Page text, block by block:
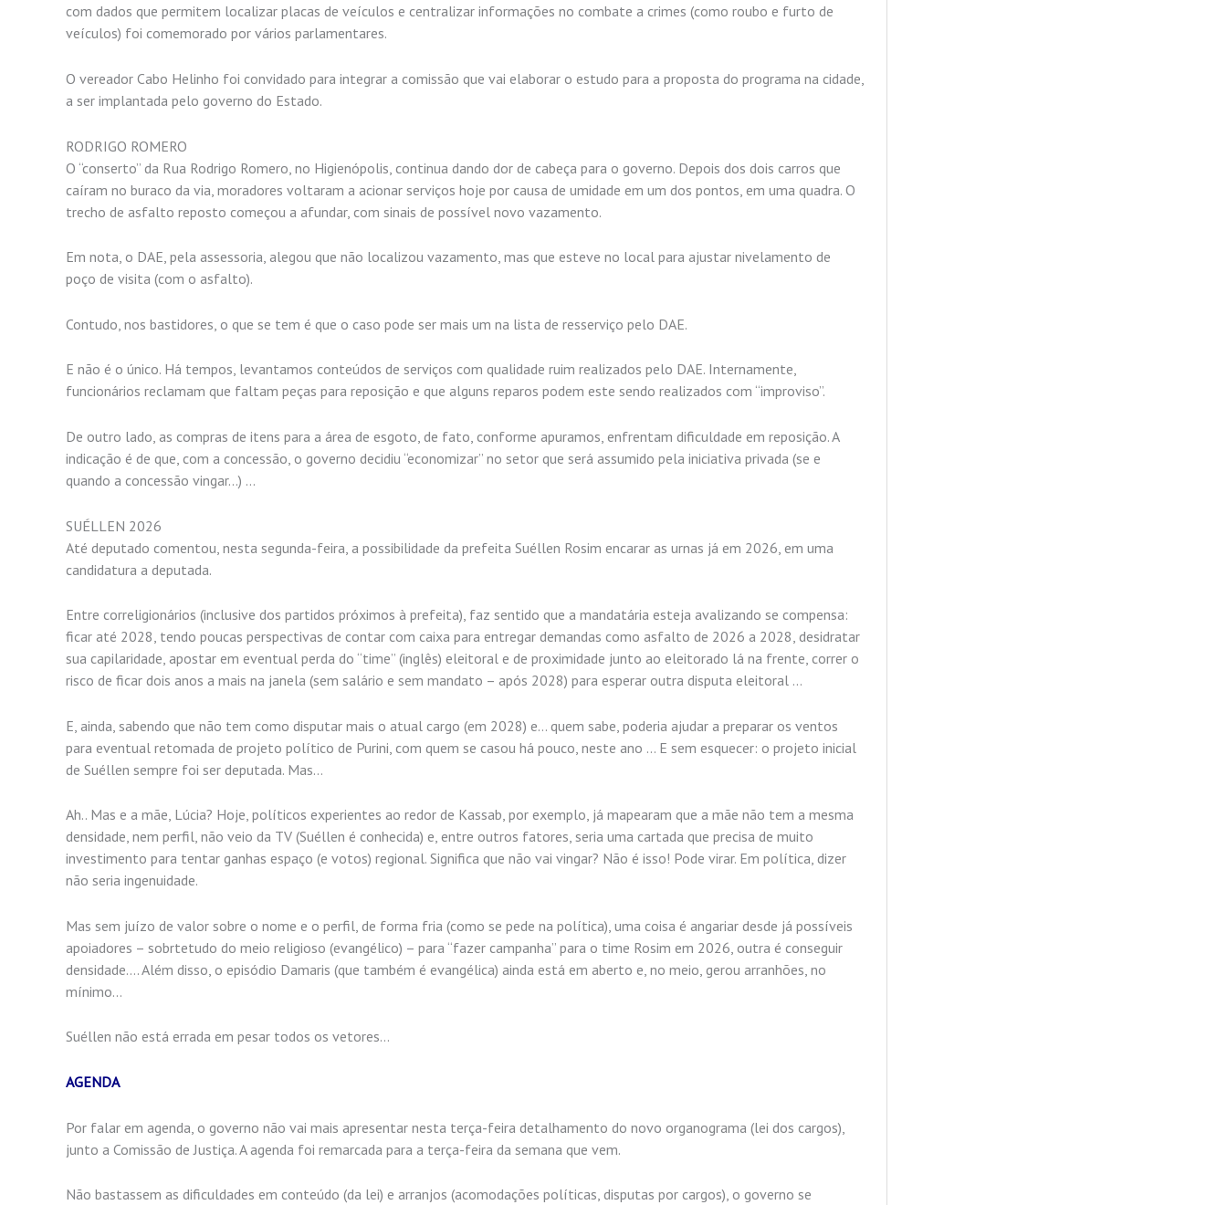
com dados que permitem localizar placas de veículos e centralizar informações no combate a crimes (como roubo e furto de
veículos) foi comemorado por vários parlamentares.
O vereador Cabo Helinho foi convidado para integrar a comissão que vai elaborar o estudo para a proposta do programa na cidade,
a ser implantada pelo governo do Estado.
RODRIGO ROMERO
O “conserto” da Rua Rodrigo Romero, no Higienópolis, continua dando dor de cabeça para o governo. Depois dos dois carros que
caíram no buraco da via, moradores voltaram a acionar serviços hoje por causa de umidade em um dos pontos, em uma quadra. O
trecho de asfalto reposto começou a afundar, com sinais de possível novo vazamento.
Em nota, o DAE, pela assessoria, alegou que não localizou vazamento, mas que esteve no local para ajustar nivelamento de
poço de visita (com o asfalto).
Contudo, nos bastidores, o que se tem é que o caso pode ser mais um na lista de resserviço pelo DAE.
E não é o único. Há tempos, levantamos conteúdos de serviços com qualidade ruim realizados pelo DAE. Internamente,
funcionários reclamam que faltam peças para reposição e que alguns reparos podem este sendo realizados com “improviso”.
De outro lado, as compras de itens para a área de esgoto, de fato, conforme apuramos, enfrentam dificuldade em reposição. A
indicação é de que, com a concessão, o governo decidiu “economizar” no setor que será assumido pela iniciativa privada (se e
quando a concessão vingar…) …
SUÉLLEN 2026
Até deputado comentou, nesta segunda-feira, a possibilidade da prefeita Suéllen Rosim encarar as urnas já em 2026, em uma
candidatura a deputada.
Entre correligionários (inclusive dos partidos próximos à prefeita), faz sentido que a mandatária esteja avalizando se compensa:
ficar até 2028, tendo poucas perspectivas de contar com caixa para entregar demandas como asfalto de 2026 a 2028, desidratar
sua capilaridade, apostar em eventual perda do “time” (inglês) eleitoral e de proximidade junto ao eleitorado lá na frente, correr o
risco de ficar dois anos a mais na janela (sem salário e sem mandato – após 2028) para esperar outra disputa eleitoral …
E, ainda, sabendo que não tem como disputar mais o atual cargo (em 2028) e… quem sabe, poderia ajudar a preparar os ventos
para eventual retomada de projeto político de Purini, com quem se casou há pouco, neste ano … E sem esquecer: o projeto inicial
de Suéllen sempre foi ser deputada. Mas…
Ah.. Mas e a mãe, Lúcia? Hoje, políticos experientes ao redor de Kassab, por exemplo, já mapearam que a mãe não tem a mesma
densidade, nem perfil, não veio da TV (Suéllen é conhecida) e, entre outros fatores, seria uma cartada que precisa de muito
investimento para tentar ganhas espaço (e votos) regional. Significa que não vai vingar? Não é isso! Pode virar. Em política, dizer
não seria ingenuidade.
Mas sem juízo de valor sobre o nome e o perfil, de forma fria (como se pede na política), uma coisa é angariar desde já possíveis
apoiadores – sobrtetudo do meio religioso (evangélico) – para “fazer campanha” para o time Rosim em 2026, outra é conseguir
densidade…. Além disso, o episódio Damaris (que também é evangélica) ainda está em aberto e, no meio, gerou arranhões, no
mínimo…
Suéllen não está errada em pesar todos os vetores…
AGENDA
Por falar em agenda, o governo não vai mais apresentar nesta terça-feira detalhamento do novo organograma (lei dos cargos),
junto a Comissão de Justiça. A agenda foi remarcada para a terça-feira da semana que vem.
Não bastassem as dificuldades em conteúdo (da lei) e arranjos (acomodações políticas, disputas por cargos), o governo se